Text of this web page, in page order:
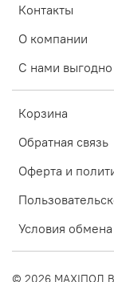
Контакты
О компании
С нами выгодно
Корзина
Обратная связь
Оферта и
Условия обмена
© 2026 MAXIПОЛ